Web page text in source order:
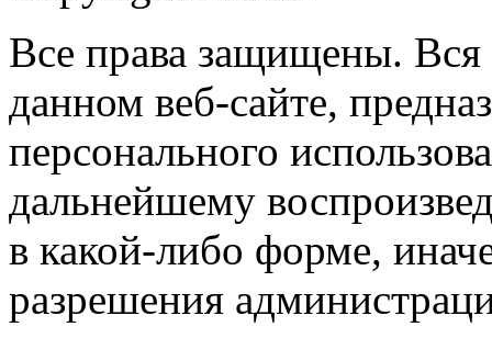
Все права защищены.
данном веб-сайте,
персонального
дальнейшему
в какой-либо форме,
разрешения